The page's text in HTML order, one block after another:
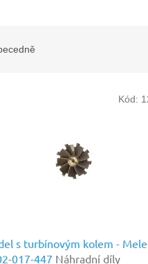
s turbínovým kolem -
017-447 Náhradní díly
Kód: